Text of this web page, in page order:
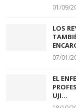
Ventanilla Unica
01/09/
LOS
07/01/
EL
UJI...